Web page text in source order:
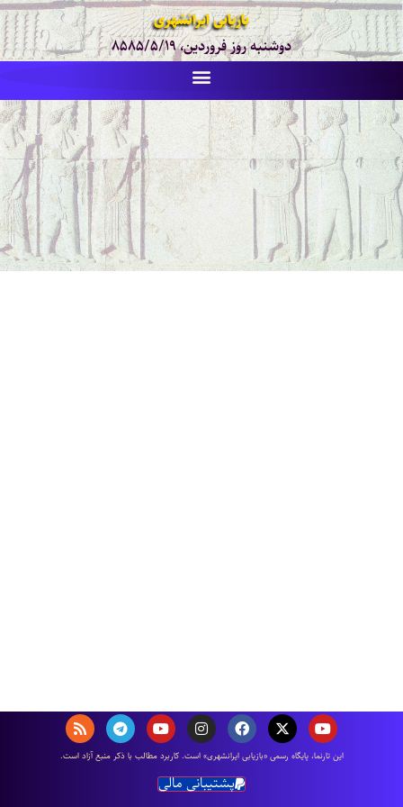
بازیابی ایرانشهری
دوشنبه روز فروردین، ۸۵۸۵/۵/۱۹
اين تارنما، پایگاه رسمی «بازیابی ایرانشهری» است. كاربرد مطالب با ذكر منبع آزاد است.
پشتیبانی مالی